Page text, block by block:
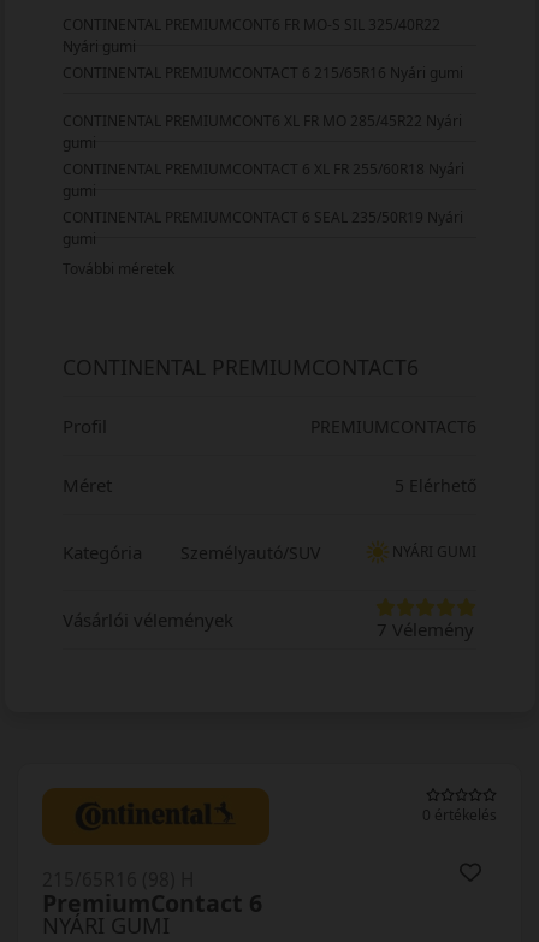
CONTINENTAL PREMIUMCONT6 FR MO-S SIL 325/40R22
Nyári gumi
CONTINENTAL PREMIUMCONTACT 6 215/65R16 Nyári gumi
CONTINENTAL PREMIUMCONT6 XL FR MO 285/45R22 Nyári
gumi
CONTINENTAL PREMIUMCONTACT 6 XL FR 255/60R18 Nyári
gumi
CONTINENTAL PREMIUMCONTACT 6 SEAL 235/50R19 Nyári
gumi
További méretek
CONTINENTAL PREMIUMCONTACT6
Profil PREMIUMCONTACT6
Méret 5 Elérhető
Kategória Személyautó/SUV NYÁRI GUMI
Vásárlói vélemények 7 Vélemény
0 értékelés
NYÁRI GUMI
PremiumContact 6